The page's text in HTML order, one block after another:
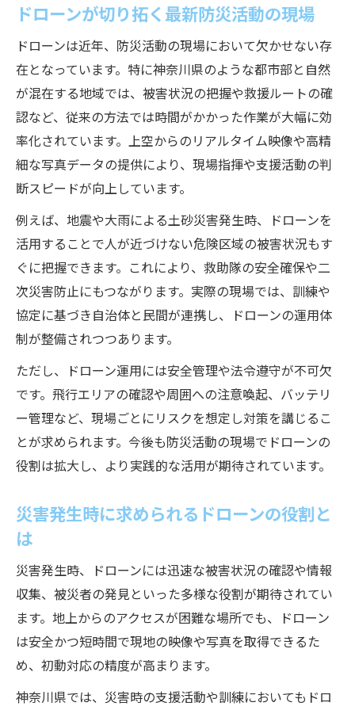
防災強化に役立つ神奈川のドローン事例
神奈川県ドローン実証から学ぶ運用ポイン
ト
ドローンを用いた防災強化の神奈川流アプ
ローチ
防災に活かすドローン技術の神奈川的特徴
災害時のドローン運用で安全を守るには
防災現場でドローンを安全に使うための工
夫
ドローン運用時の注意点と防災活動の両立
法
神奈川県で実践するドローン安全運用ポイ
災害リスク軽減に寄与するドローン運用術
実証例に学ぶドローン防災の効果的手法
神奈川県のドローン実証による防災手法
実証例が語るドローン防災の成功ポイント
説
法
ドローン活用が広げる防災活動の新たな可
能性
防災現場で注目されるドローンの役割とは
防災現場で求められるドローンの具体的役
割
ドローンが切り拓く最新防災活動の現場
ドローンは近年、防災活動の現場において欠かせない存
在となっています。特に神奈川県のような都市部と自然
が混在する地域では、被害状況の把握や救援ルートの確
認など、従来の方法では時間がかかった作業が大幅に効
率化されています。上空からのリアルタイム映像や高精
細な写真データの提供により、現場指揮や支援活動の判
断スピードが向上しています。
例えば、地震や大雨による土砂災害発生時、ドローンを
活用することで人が近づけない危険区域の被害状況もす
ぐに把握できます。これにより、救助隊の安全確保や二
次災害防止にもつながります。実際の現場では、訓練や
協定に基づき自治体と民間が連携し、ドローンの運用体
制が整備されつつあります。
ただし、ドローン運用には安全管理や法令遵守が不可欠
です。飛行エリアの確認や周囲への注意喚起、バッテリ
ー管理など、現場ごとにリスクを想定し対策を講じるこ
とが求められます。今後も防災活動の現場でドローンの
役割は拡大し、より実践的な活用が期待されています。
災害発生時に求められるドローンの役割と
は
災害発生時、ドローンには迅速な被害状況の確認や情報
収集、被災者の発見といった多様な役割が期待されてい
ます。地上からのアクセスが困難な場所でも、ドローン
は安全かつ短時間で現地の映像や写真を取得できるた
め、初動対応の精度が高まります。
神奈川県では、災害時の支援活動や訓練においてもドロ